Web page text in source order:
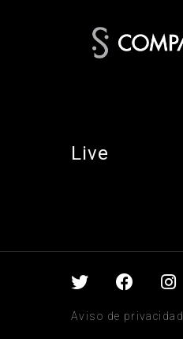
Live
Aviso de privacidad